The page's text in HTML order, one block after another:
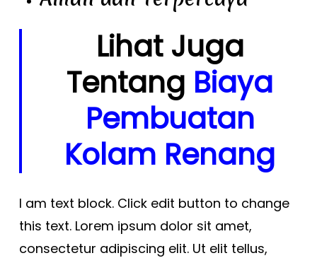
Lihat Juga
Tentang Biaya
Pembuatan
Kolam Renang
I am text block. Click edit button to change
this text. Lorem ipsum dolor sit amet,
consectetur adipiscing elit. Ut elit tellus,